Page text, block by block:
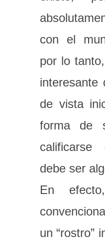
con el
por lo
interesante
de vista
forma de
calificarse
debe ser
En
un “rostro”